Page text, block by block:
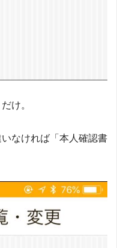
け。
なければ「本人確認書